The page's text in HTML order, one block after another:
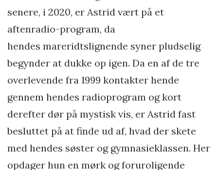
senere, i 2020, er Astrid vært på et
aftenradio-program, da
hendes mareridtslignende syner pludselig
begynder at dukke op igen. Da en af de tre
overlevende fra 1999 kontakter hende
gennem hendes radioprogram og kort
derefter dør på mystisk vis, er Astrid fast
besluttet på at finde ud af, hvad der skete
med hendes søster og gymnasieklassen. Her
opdager hun en mørk og foruroligende